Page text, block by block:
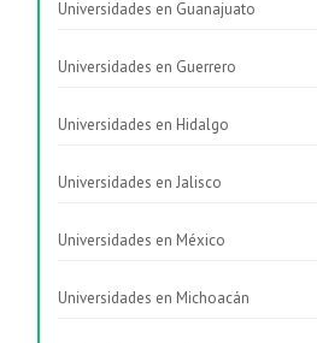
Universidades en Guanajuato
Universidades en Guerrero
Universidades en Hidalgo
Universidades en Jalisco
Universidades en México
Universidades en Michoacán